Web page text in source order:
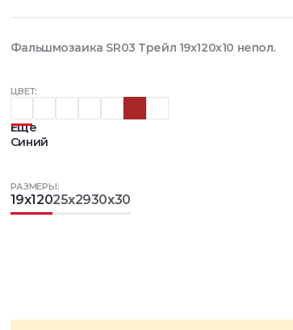
ЦВЕТ:
Еще
Синий
РАЗМЕРЫ:
19x12025x2930x30
Фальшмозаика SR03 Трейл 19x120x10 непол.